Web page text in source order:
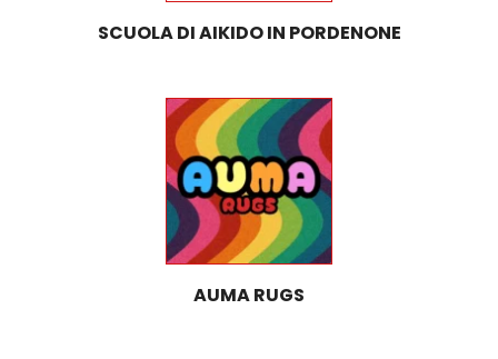
SCUOLA DI AIKIDO IN PORDENONE
AUMA RUGS